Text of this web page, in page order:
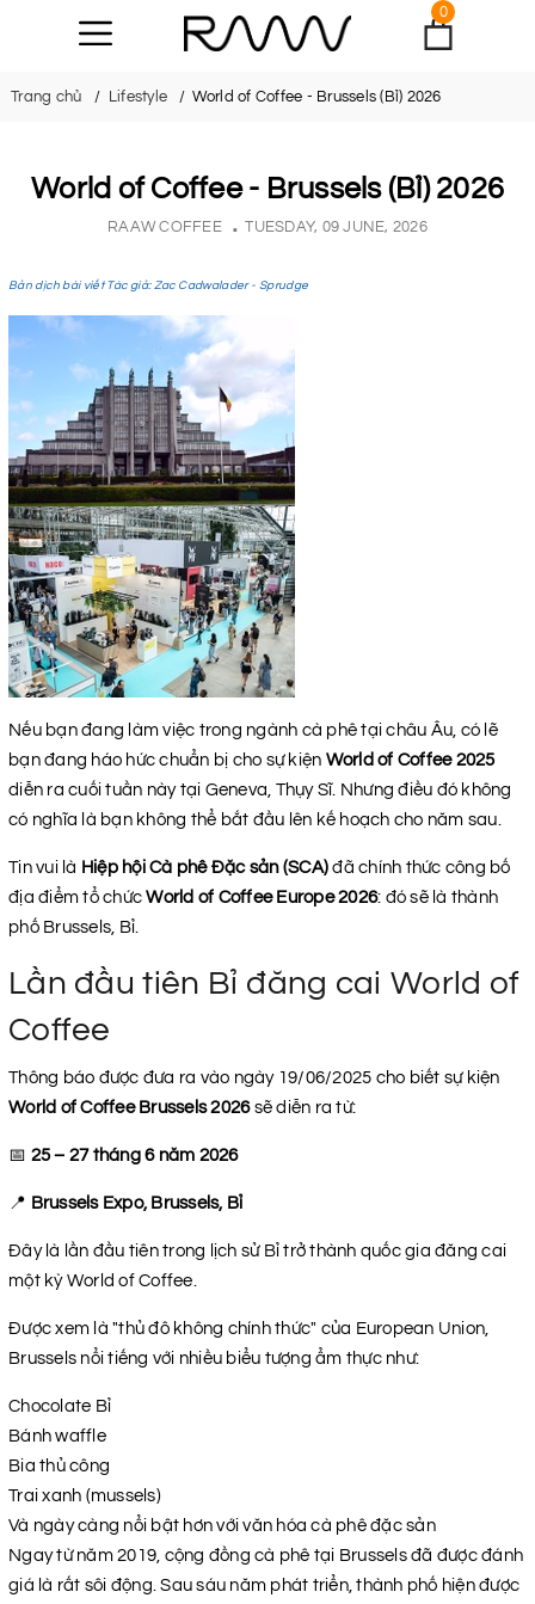
0
Trang chủ Lifestyle World of Coffee - Brussels (Bỉ) 2026
World of Coffee - Brussels (Bỉ) 2026
RAAW COFFEE TUESDAY, 09 JUNE, 2026
Bản dịch bài viết Tác giả: Zac Cadwalader - Sprudge
Nếu bạn đang làm việc trong ngành cà phê tại châu Âu, có lẽ
bạn đang háo hức chuẩn bị cho sự kiện World of Coffee 2025
diễn ra cuối tuần này tại Geneva, Thụy Sĩ. Nhưng điều đó không
có nghĩa là bạn không thể bắt đầu lên kế hoạch cho năm sau.
Tin vui là Hiệp hội Cà phê Đặc sản (SCA) đã chính thức công bố
địa điểm tổ chứcWorld of Coffee Europe 2026: đó sẽ là thành
phố Brussels, Bỉ.
Lần đầu tiên Bỉ đăng cai World of
Coffee
Thông báo được đưa ra vào ngày 19/06/2025 cho biết sự kiện
World of Coffee Brussels 2026sẽ diễn ra từ:
📅 25 – 27 tháng 6 năm 2026
📍 Brussels Expo, Brussels, Bỉ
Đây là lần đầu tiên trong lịch sử Bỉ trở thành quốc gia đăng cai
một kỳ World of Coffee.
Được xem là "thủ đô không chính thức" của European Union,
Brussels nổi tiếng với nhiều biểu tượng ẩm thực như:
Chocolate Bỉ
Bánh waffle
Bia thủ công
Trai xanh (mussels)
Và ngày càng nổi bật hơn với văn hóa cà phê đặc sản
Ngay từ năm 2019, cộng đồng cà phê tại Brussels đã được đánh
giá là rất sôi động. Sau sáu năm phát triển, thành phố hiện được